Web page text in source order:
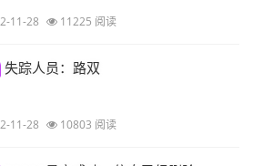
11-28 11225 阅读
失踪人员：路双
11-28 10803 阅读